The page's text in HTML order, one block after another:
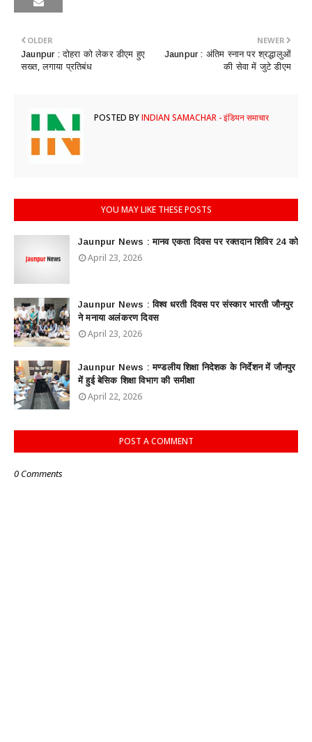
NEWER
Jaunpur : ​अंतिम स्नान पर श्रद्धालुओं
की सेवा में जुटे डीएम
OLDER
Jaunpur : ​दोहरा को लेकर डीएम हुए
सख्त, लगाया प्रतिबंध
POSTED BYINDIAN SAMACHAR - इंडियन समाचार
YOU MAY LIKE THESE POSTS
Jaunpur News : ​मानव एकता दिवस पर रक्तदान शिविर 24 को
April 23, 2026
Jaunpur News : विश्व धरती दिवस पर संस्कार भारती जौनपुर
ने मनाया अलंकरण दिवस
April 23, 2026
Jaunpur News : ​मण्डलीय शिक्षा निदेशक के निर्देशन में जौनपुर
में हुई बेसिक शिक्षा विभाग की समीक्षा
April 22, 2026
POST A COMMENT
0 Comments